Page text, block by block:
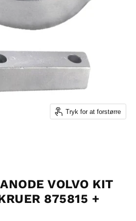
Tryk for at forstørre
VOLVO KIT
875815 +